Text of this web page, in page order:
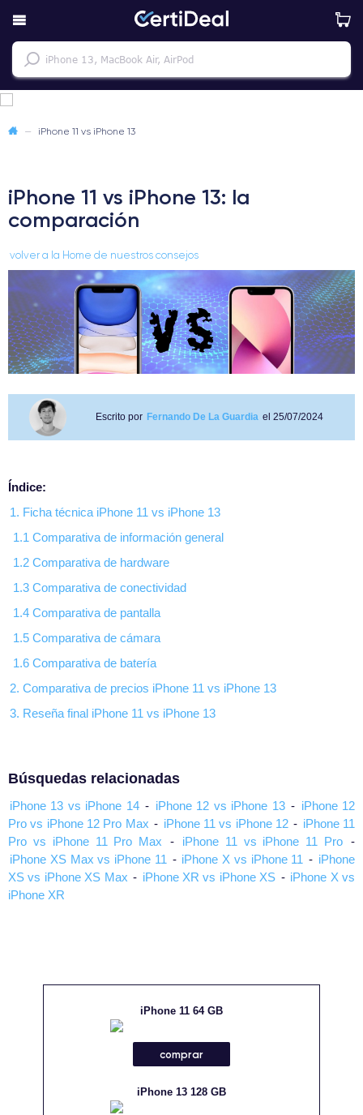
— iPhone 11 vs iPhone 13
iPhone 11 vs iPhone 13: la
comparación
volver a la Home de nuestros consejos
Escrito por Fernando De La Guardia el 25/07/2024
Índice:
1. Ficha técnica iPhone 11 vs iPhone 13
1.1 Comparativa de información general
1.2 Comparativa de hardware
1.3 Comparativa de conectividad
1.4 Comparativa de pantalla
1.5 Comparativa de cámara
1.6 Comparativa de batería
2. Comparativa de precios iPhone 11 vs iPhone 13
3. Reseña final iPhone 11 vs iPhone 13
Búsquedas relacionadas
iPhone 13 vs iPhone 14 - iPhone 12 vs iPhone 13 - iPhone 12
Pro vs iPhone 12 Pro Max - iPhone 11 vs iPhone 12 - iPhone 11
Pro vs iPhone 11 Pro Max
- iPhone 11 vs iPhone 11 Pro -
iPhone XS Max vs iPhone 11 - iPhone X vs iPhone 11 - iPhone
XS vs iPhone XS Max - iPhone XR vs iPhone XS - iPhone X vs
iPhone XR
iPhone 11 64 GB
comprar
iPhone 13 128 GB